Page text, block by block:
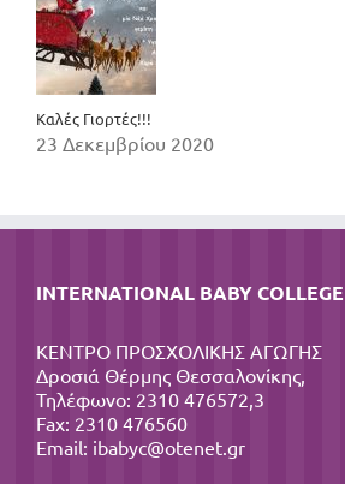
Καλές Γιορτές!!!
23 Δεκεμβρίου 2020
INTERNATIONAL BABY COLLEGE
ΚΕΝΤΡΟ ΠΡΟΣΧΟΛΙΚΗΣ ΑΓΩΓΗΣ
Δροσιά Θέρμης Θεσσαλονίκης,
Τηλέφωνο: 2310 476572,3
Fax: 2310 476560
Email: ibabyc@otenet.gr